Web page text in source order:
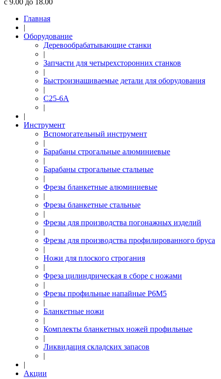
с 9.00 до 18.00
Главная
|
Оборудование
Деревообрабатывающие станки
|
Запчасти для четырехсторонних станков
|
Быстроизнашиваемые детали для оборудования
|
С25-6А
|
|
Инструмент
Вспомогательный инструмент
|
Барабаны строгальные алюминиевые
|
Барабаны строгальные стальные
|
Фрезы бланкетные алюминиевые
|
Фрезы бланкетные стальные
|
Фрезы для производства погонажных изделий
|
Фрезы для производства профилированного бруса
|
Ножи для плоского строгания
|
Фреза цилиндрическая в сборе с ножами
|
Фрезы профильные напайные Р6М5
|
Бланкетные ножи
|
Комплекты бланкетных ножей профильные
|
Ликвидация складских запасов
|
|
Акции